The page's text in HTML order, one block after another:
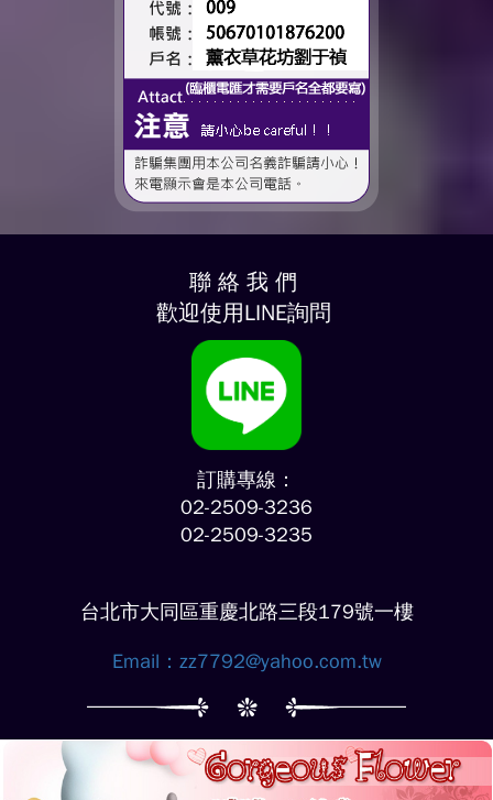
聯 絡 我 們
歡迎使用LINE詢問
訂購專線：
02-2509-3236
02-2509-3235
台北市大同區重慶北路三段179號一樓
Email： zz7792@yahoo.com.tw